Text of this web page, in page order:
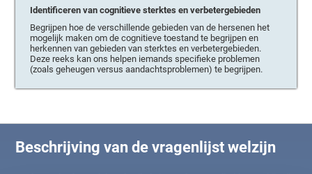
Identificeren van cognitieve sterktes en verbetergebieden
Begrijpen hoe de verschillende gebieden van de hersenen het
mogelijk maken om de cognitieve toestand te begrijpen en
herkennen van gebieden van sterktes en verbetergebieden.
Deze reeks kan ons helpen iemands specifieke problemen
(zoals geheugen versus aandachtsproblemen) te begrijpen.
Beschrijving van de vragenlijst welzijn